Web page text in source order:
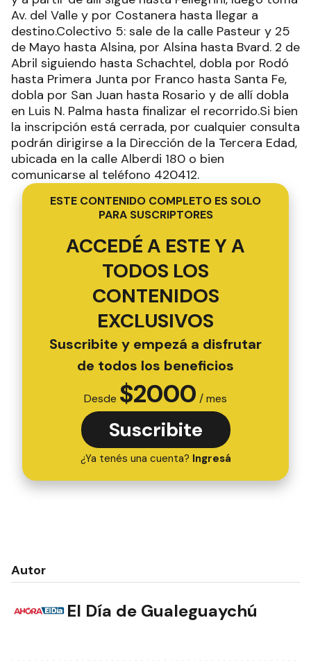
Av. del Valle y por Costanera hasta llegar a
destino.Colectivo 5: sale de la calle Pasteur y 25
de Mayo hasta Alsina, por Alsina hasta Bvard. 2 de
Abril siguiendo hasta Schachtel, dobla por Rodó
hasta Primera Junta por Franco hasta Santa Fe,
dobla por San Juan hasta Rosario y de allí dobla
en Luis N. Palma hasta finalizar el recorrido.Si bien
la inscripción está cerrada, por cualquier consulta
podrán dirigirse a la Dirección de la Tercera Edad,
ubicada en la calle Alberdi 180 o bien
comunicarse al teléfono 420412.
ESTE CONTENIDO COMPLETO ES SOLO
PARA SUSCRIPTORES
ACCEDÉ A ESTE Y A
TODOS LOS
CONTENIDOS
EXCLUSIVOS
Suscribite y empezá a disfrutar
de todos los beneficios
Desde $2000 / mes
Suscribite
¿Ya tenés una cuenta? Ingresá
Autor
El Día de Gualeguaychú